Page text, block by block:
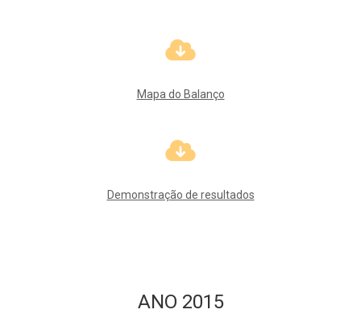
Mapa do Balanço
Demonstração de resultados
ANO 2015